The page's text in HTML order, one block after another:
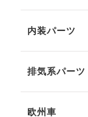
内装パーツ
排気系パーツ
欧州車